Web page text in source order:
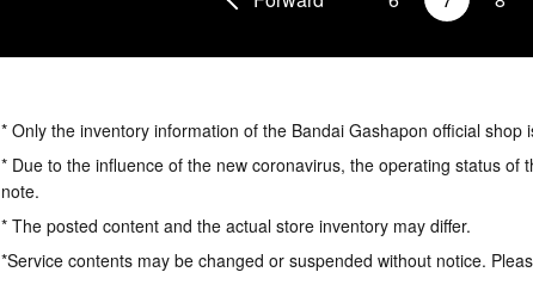
* Only the inventory information of the Bandai Gashapon official
* Due to the influence of the new coronavirus, the operating status
note.
* The posted content and the actual store inventory may differ.
*Service contents may be changed or suspended without notice.